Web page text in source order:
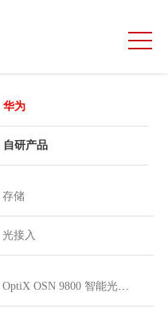
华为
自研产品
存储
光接入
OptiX OSN 9800 智能光传送平台